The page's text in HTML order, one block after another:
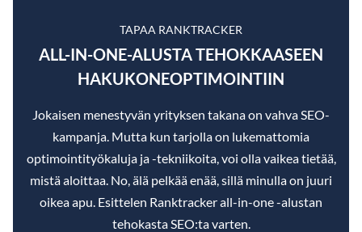
TAPAA RANKTRACKER
ALL-IN-ONE-ALUSTA TEHOKKAASEEN
HAKUKONEOPTIMOINTIIN
Jokaisen menestyvän yrityksen takana on vahva SEO-
kampanja. Mutta kun tarjolla on lukemattomia
optimointityökaluja ja -tekniikoita, voi olla vaikea tietää,
mistä aloittaa. No, älä pelkää enää, sillä minulla on juuri
oikea apu. Esittelen Ranktracker all-in-one -alustan
tehokasta SEO:ta varten.